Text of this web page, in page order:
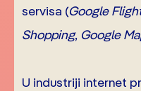
servisa (Google
Shopping, Google
U industriji internet